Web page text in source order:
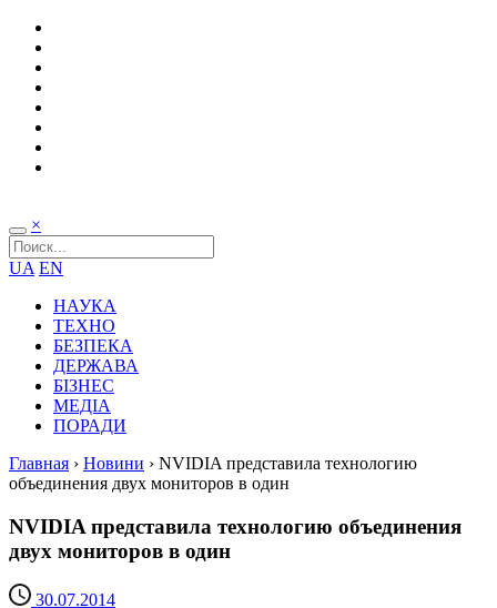
×
UA EN
НАУКА
ТЕХНО
БЕЗПЕКА
ДЕРЖАВА
БІЗНЕС
МЕДІА
ПОРАДИ
Главная › Новини › NVIDIA представила технологию
объединения двух мониторов в один
NVIDIA представила технологию объединения
двух мониторов в один
30.07.2014